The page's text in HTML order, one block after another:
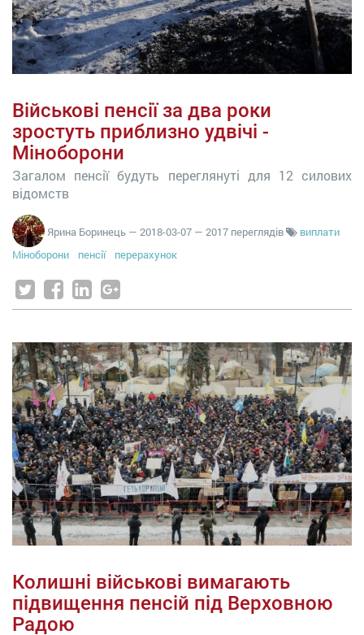
Військові пенсії за два роки
зростуть приблизно удвічі -
Міноборони
Загалом пенсії будуть переглянуті для 12 силових
відомств
Ярина Боринець — 2018-03-07 — 2017 переглядів
виплати
Міноборони
пенсії перерахунок
Колишні військові вимагають
підвищення пенсій під Верховною
Радою